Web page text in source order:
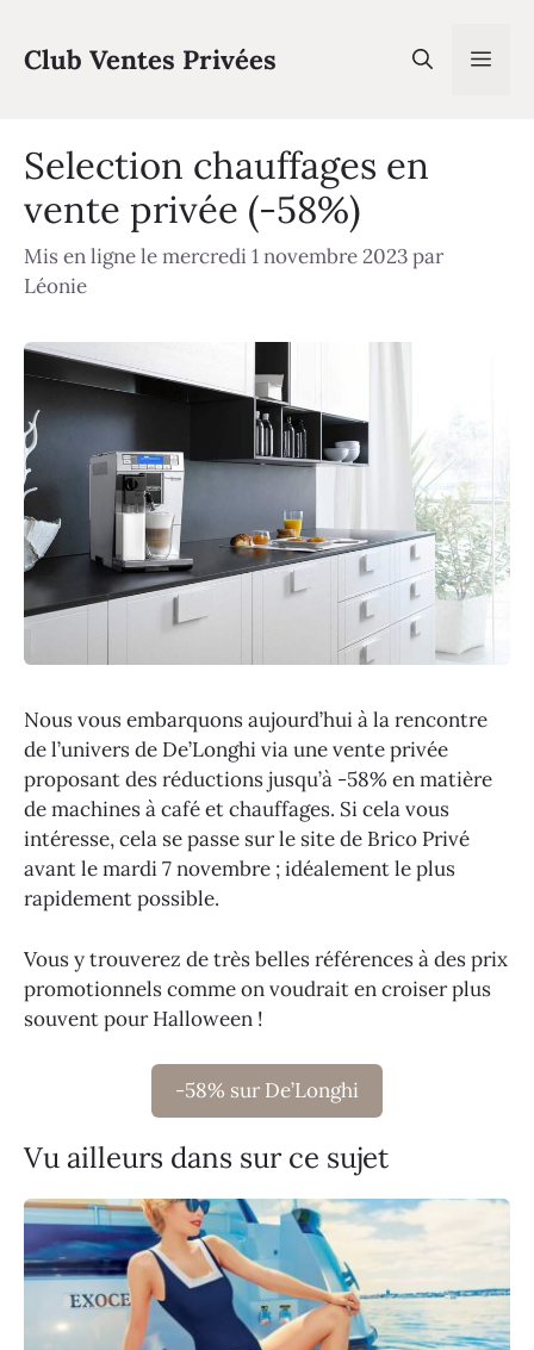
contenu
Club Ventes Privées
Selection chauffages en
vente privée (-58%)
Mis en ligne le mercredi 1 novembre 2023par
Léonie
Nous vous embarquons aujourd’hui à la rencontre
de l’univers de De’Longhi via une vente privée
proposant des réductions jusqu’à -58% en matière
de machines à café et chauffages. Si cela vous
intéresse, cela se passe sur le site de Brico Privé
avant le mardi 7 novembre ; idéalement le plus
rapidement possible.
Vous y trouverez de très belles références à des prix
promotionnels comme on voudrait en croiser plus
souvent pour Halloween !
-58% sur De’Longhi
Vu ailleurs dans sur ce sujet